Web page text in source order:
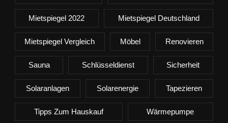
Mietspiegel 2022 Mietspiegel Deutschland
Mietspiegel Vergleich Möbel Renovieren
Sauna Schlüsseldienst Sicherheit
Solaranlagen Solarenergie Tapezieren
Tipps Zum Hauskauf Wärmepumpe